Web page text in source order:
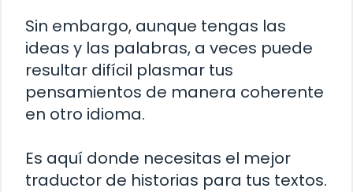
Sin embargo, aunque tengas las
ideas y las palabras, a veces puede
resultar difícil plasmar tus
pensamientos de manera coherente
en otro idioma.
Es aquí donde necesitas el mejor
traductor de historias para tus textos.